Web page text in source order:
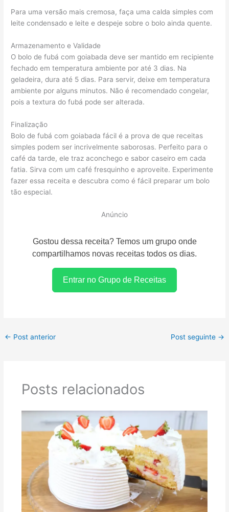
Para uma versão mais cremosa, faça uma calda simples com
leite condensado e leite e despeje sobre o bolo ainda quente.
Armazenamento e Validade
O bolo de fubá com goiabada deve ser mantido em recipiente
fechado em temperatura ambiente por até 3 dias. Na
geladeira, dura até 5 dias. Para servir, deixe em temperatura
ambiente por alguns minutos. Não é recomendado congelar,
pois a textura do fubá pode ser alterada.
Finalização
Bolo de fubá com goiabada fácil é a prova de que receitas
simples podem ser incrivelmente saborosas. Perfeito para o
café da tarde, ele traz aconchego e sabor caseiro em cada
fatia. Sirva com um café fresquinho e aproveite. Experimente
fazer essa receita e descubra como é fácil preparar um bolo
tão especial.
Anúncio
Gostou dessa receita? Temos um grupo onde
compartilhamos novas receitas todos os dias.
Entrar no Grupo de Receitas
← Post anterior Post seguinte →
Posts relacionados